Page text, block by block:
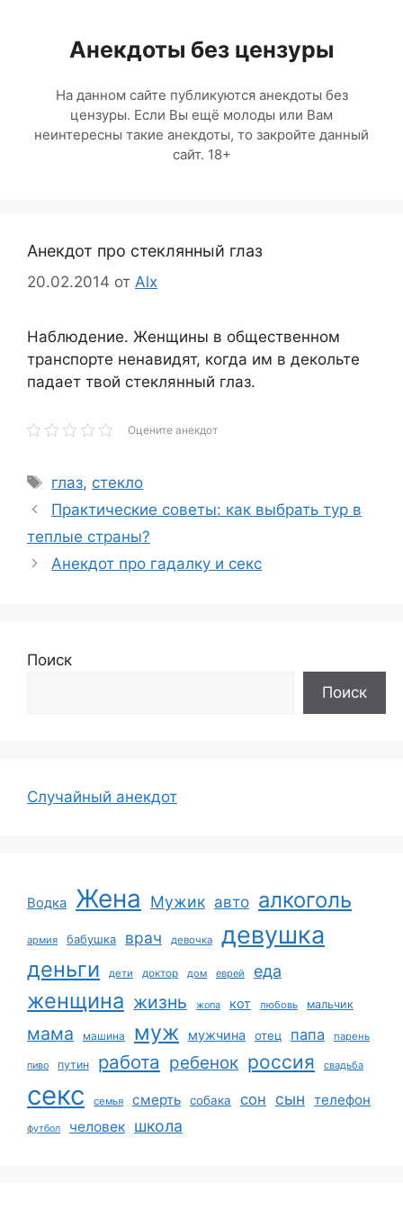
содержимомуАнекдоты без цензуры
На данном сайте публикуются анекдоты без
цензуры. Если Вы ещё молоды или Вам
неинтересны такие анекдоты, то закройте данный
сайт. 18+
Анекдот про стеклянный глаз
20.02.2014 от Alx
Наблюдение. Женщины в общественном
транспорте ненавидят, когда им в декольте
падает твой стеклянный глаз.
Оцените анекдот
Метки
глаз, стекло
Практические советы: как выбрать тур в
теплые страны?
Анекдот про гадалку и секс
Поиск
Поиск
Случайный анекдот
Водка Жена Мужик авто алкоголь
армия бабушка врач девочка девушка
деньги дети доктор дом еврей еда
женщина жизнь жопа кот любовь мальчик
мама машина муж мужчина отец папа парень
пиво путин работа ребенок россия свадьба
секс семья смерть собака сон сын телефон
футбол человек школа